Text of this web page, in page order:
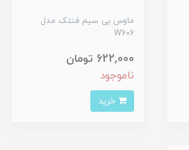
ماوس بی سیم فنتک مدل
W606
622,000 تومان
ناموجود